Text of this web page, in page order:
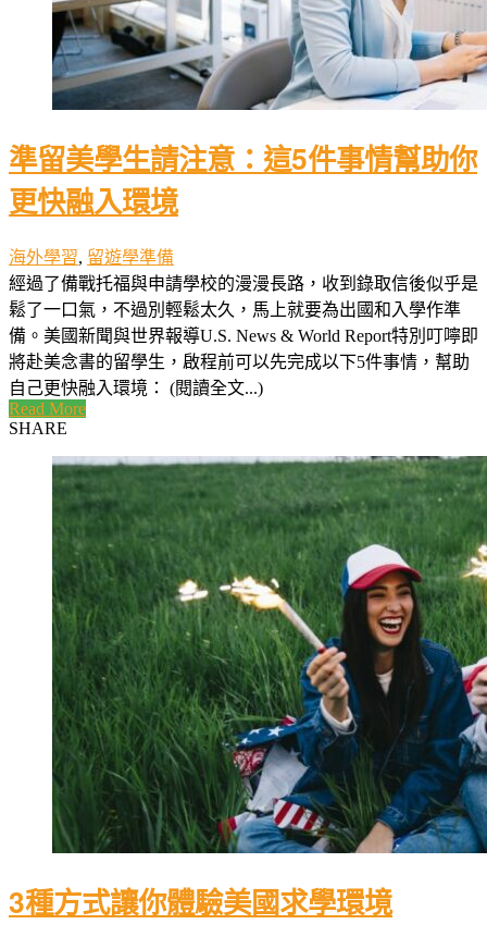
準留美學生請注意：這5件事情幫助你
更快融入環境
海外學習, 留遊學準備
經過了備戰托福與申請學校的漫漫長路，收到錄取信後似乎是
鬆了一口氣，不過別輕鬆太久，馬上就要為出國和入學作準
備。美國新聞與世界報導U.S. News & World Report特別叮嚀即
將赴美念書的留學生，啟程前可以先完成以下5件事情，幫助
自己更快融入環境： (閱讀全文...)
Read More
SHARE
3種方式讓你體驗美國求學環境